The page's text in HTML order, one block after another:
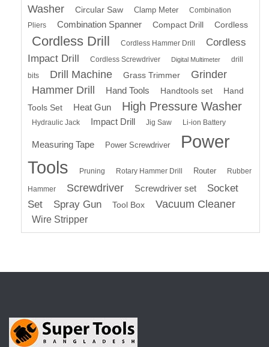
Washer
Circular Saw Clamp Meter
Combination
Pliers
Combination Spanner Compact Drill Cordless
Cordless Drill Cordless Hammer Drill
Cordless
Impact Drill
Cordless Screwdriver Digital Multimeter
drill
bits
Drill Machine Grass Trimmer Grinder
Hammer Drill Hand Tools Handtools set
Hand
Tools Set
Heat Gun High Pressure Washer
Hydraulic Jack Impact Drill Jig Saw Li-ion Battery
Measuring Tape Power Screwdriver
Power
Tools
Pruning Rotary Hammer Drill Router Rubber
Hammer Screwdriver Screwdriver set
Socket
Set
Spray Gun Tool Box Vacuum Cleaner
Wire Stripper